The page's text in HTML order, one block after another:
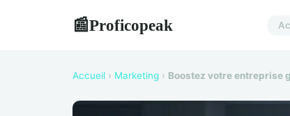
📰Proficopeak
Accueil › Marketing › Boostez votre entreprise